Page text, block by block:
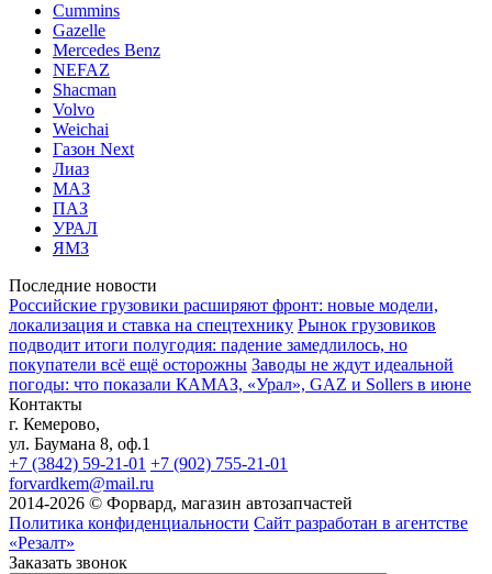
Cummins
Gazelle
Mercedes Benz
NEFAZ
Shacman
Volvo
Weichai
Газон Next
Лиаз
МАЗ
ПАЗ
УРАЛ
ЯМЗ
Последние новости
Российские грузовики расширяют фронт: новые модели,
локализация и ставка на спецтехнику Рынок грузовиков
подводит итоги полугодия: падение замедлилось, но
покупатели всё ещё осторожны Заводы не ждут идеальной
погоды: что показали КАМАЗ, «Урал», GAZ и Sollers в июне
Контакты
г. Кемерово,
ул. Баумана 8, оф.1
+7 (3842) 59-21-01 +7 (902) 755-21-01
forvardkem@mail.ru
2014-2026 © Форвард, магазин автозапчастей
Политика конфиденциальности Сайт разработан в агентстве
«Резалт»
Заказать звонок